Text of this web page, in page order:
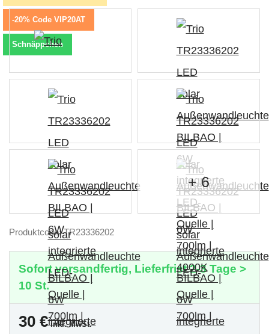
-20% Code VIP20AT
Schnäppchen
+ 6
Produktcode: TR23336202
Sofort versandfertig, Lieferfrist 2-3 Tage >
10 St.
30 €inkl. MwSt.